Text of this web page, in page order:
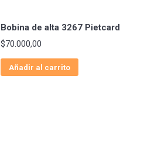
Bobina de alta 3267 Pietcard
$70.000,00
Añadir al carrito